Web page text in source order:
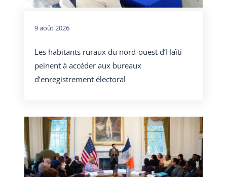
9 août 2026
Les habitants ruraux du nord-ouest d’Haïti
peinent à accéder aux bureaux
d’enregistrement électoral